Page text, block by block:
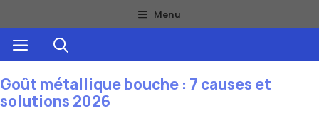
au
contenu
Menu
Menu
Goût métallique bouche : 7 causes et
solutions 2026